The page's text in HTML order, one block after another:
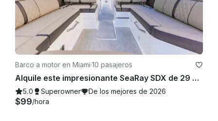
Barco a motor en Miami·10 pasajeros
Alquile este impresionante SeaRay SDX de 29 pies en Miami, FL: ¡Lujo hecho fácil!
5.0 Superowner De los mejores de 2026
$99/hora